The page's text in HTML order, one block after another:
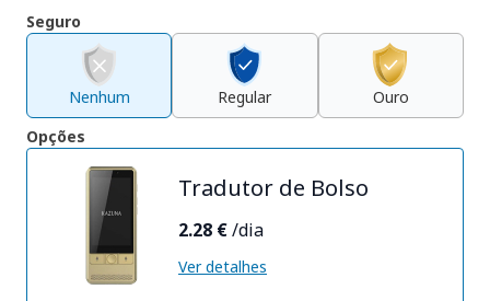
Seguro
Nenhum Regular
Ouro
Opções
Tradutor de Bolso
2.28 €/dia
Ver detalhes